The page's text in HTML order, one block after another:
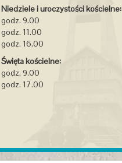
Niedziele i uroczystości kościelne:
godz. 9.00
godz. 11.00
godz. 16.00
Święta kościelne:
godz. 9.00
godz. 17.00